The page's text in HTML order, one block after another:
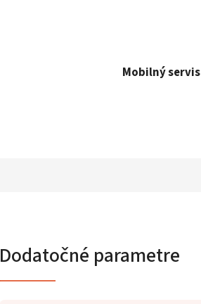
Mobilný servis
Dodatočné parametre